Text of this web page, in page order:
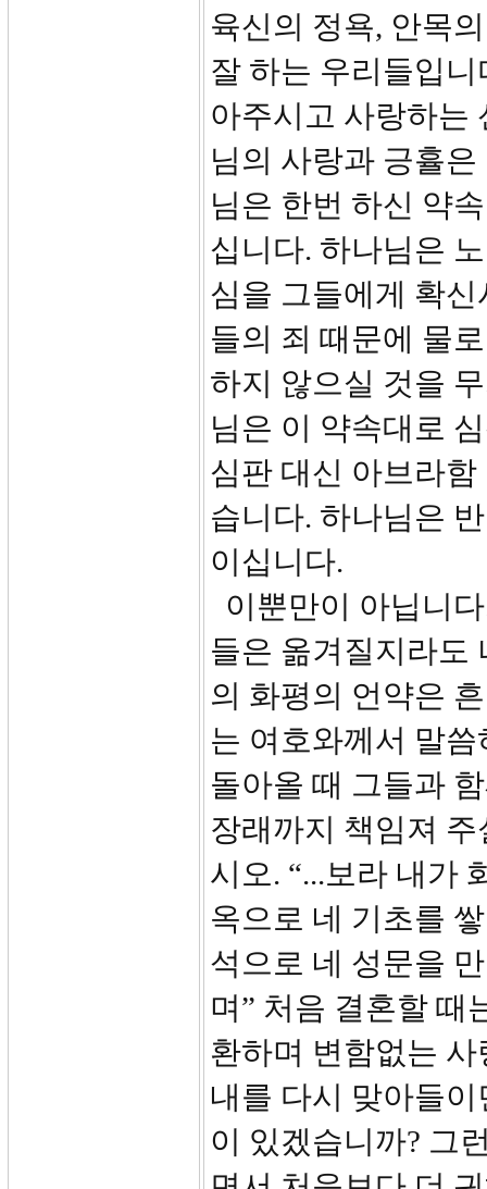
육신의 정욕, 안목
잘 하는 우리들입
아주시고 사랑하는
님의 사랑과 긍휼
님은 한번 하신 약
십니다. 하나님은
심을 그들에게 확
들의 죄 때문에 물
하지 않으실 것을
님은 이 약속대로
심판 대신 아브라
습니다. 하나님은
이십니다.
이뿐만이 아닙니
들은 옮겨질지라도
의 화평의 언약은
는 여호와께서 말
돌아올 때 그들과
장래까지 책임져
시오. “...보라 내가
옥으로 네 기초를
석으로 네 성문을
며” 처음 결혼할 때
환하며 변함없는
내를 다시 맞아들
이 있겠습니까? 그